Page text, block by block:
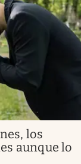
los
aunque lo